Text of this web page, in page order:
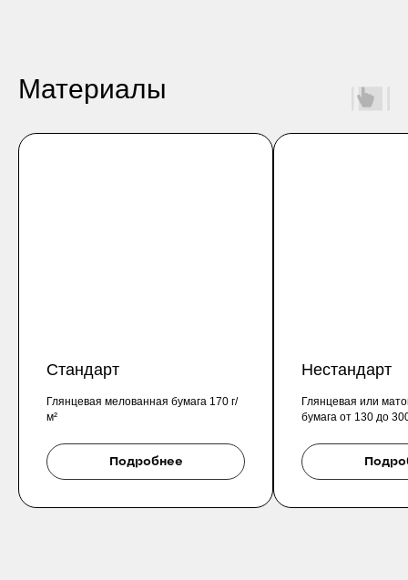
Материалы
Стандарт
Глянцевая мелованная бумага 170 г/
м²
Подробнее
Нестандарт
Глянцевая или
бумага от 130 до